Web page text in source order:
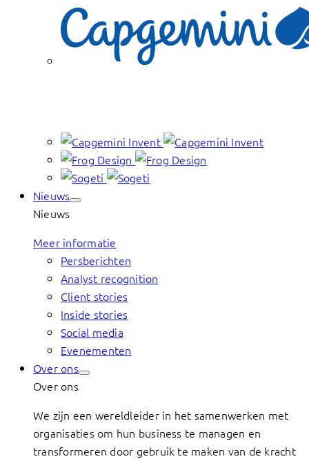
Nieuws
Nieuws
Meer informatie
Persberichten
Analyst recognition
Client stories
Inside stories
Social media
Evenementen
Over ons
Over ons
We zijn een wereldleider in het samenwerken met
organisaties om hun business te managen en
transformeren door gebruik te maken van de kracht